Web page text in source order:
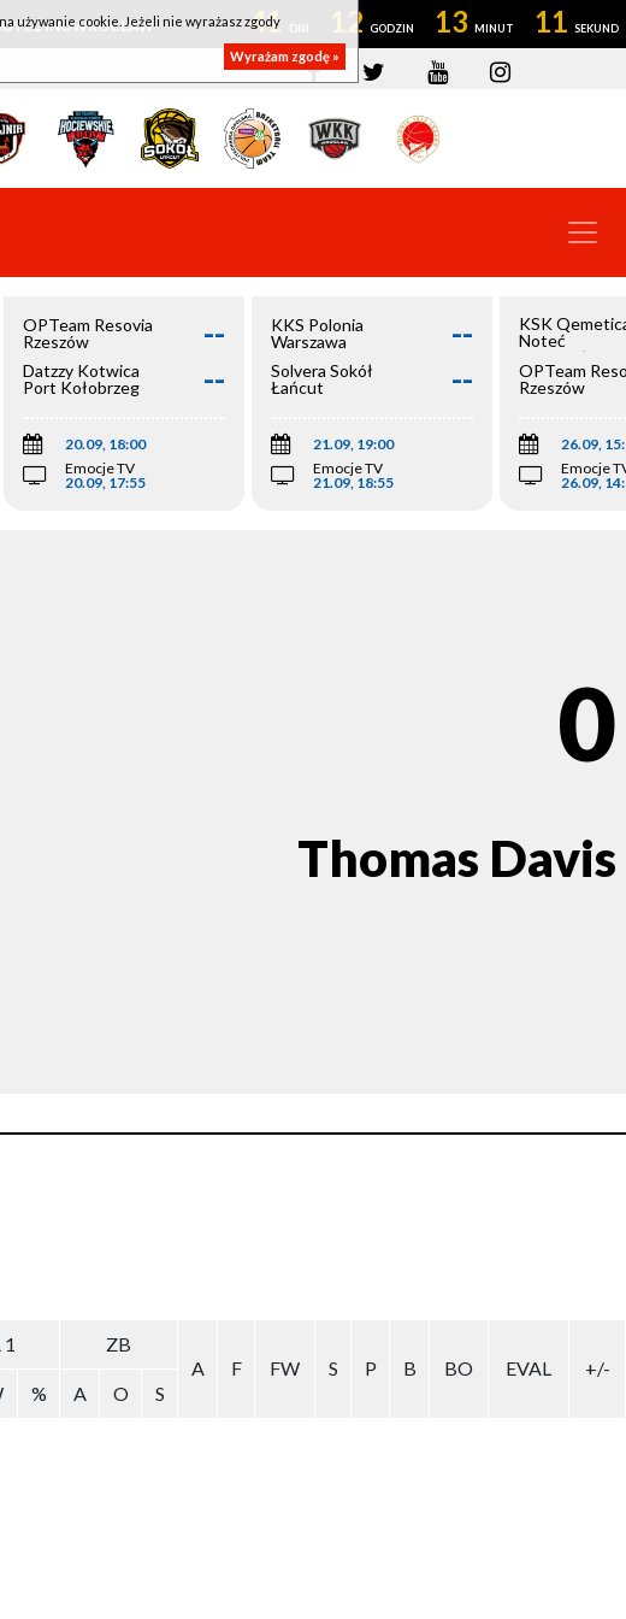
INOWROCŁAW 41 12 13 11
OPTeam Resovia
Rzeszów
--
Datzzy Kotwica
Port Kołobrzeg
--
20.09, 18:00
Emocje TV
20.09, 17:55
KKS Polonia
Warszawa
--
Solvera Sokół
Łańcut
--
21.09, 19:00
Emocje TV
21.09, 18:55
KSK
Noteć
Inowrocław
OPTeam
Rzeszów
26.09,
Emocje
26.09,
0
Thomas Davis
1
ZB
A
F FW S P B BO EVAL
+/-
% A O S
używanie cookie. Jeżeli nie wyrażasz zgody
Wyrażam zgodę »